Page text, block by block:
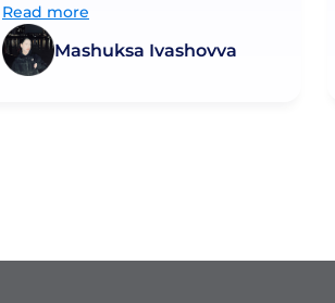
WHITE - це любов з першого
погляду. Він ідеально сидить, а
якість просто неймовірна. Я
працюю в медичній сфері
Read more
Mashuksa Ivashovva